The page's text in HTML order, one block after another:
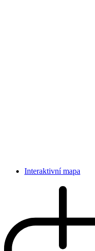
Interaktivní mapa